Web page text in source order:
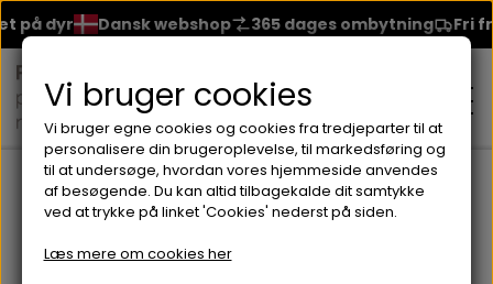
dyr Dansk webshop 365 dages ombytning Fri
MAKEUP
Forside Brands Seventeen Neglelakker fra Seventeen
Vi bruger cookies
Vi bruger egne cookies og cookies fra tredjeparter til at
personalisere din brugeroplevelse, til markedsføring og
til at undersøge, hvordan vores hjemmeside anvendes
af besøgende. Du kan altid tilbagekalde dit samtykke
ved at trykke på linket 'Cookies' nederst på siden.
Læs mere om cookies her